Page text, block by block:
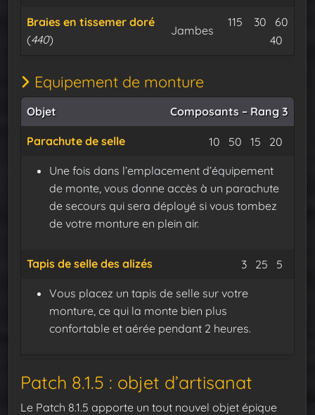
Braies en tissemer doré
(440)
Jambes
115 Tissemer
30 Satin
60
Fil de
40
Equipement de monture
Objet Composants – Rang 3
Parachute de selle 10 Satin des
50 Tissemer
15 Dredged
20
Une fois dans l’emplacement d’équipement
de monte, vous donne accès à un parachute
de secours qui sera déployé si vous tombez
de votre monture en plein air.
Tapis de selle des alizés 3 Satin des
25 5
Vous placez un tapis de selle sur votre
monture, ce qui la monte bien plus
confortable et aérée pendant 2 heures.
Patch 8.1.5 : objet d’artisanat
Le Patch 8.1.5 apporte un tout nouvel objet épique